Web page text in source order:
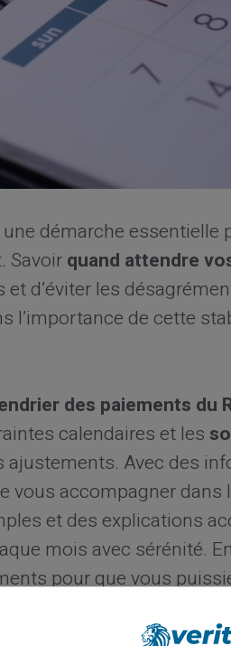
démarche essentielle
Savoirquand attendre
d’éviter les
l’importance de cette
des paiements du
calendaires et les
ajustements. Avec des
vous accompagner dans
et des explications
mois avec sérénité.
pour que vous